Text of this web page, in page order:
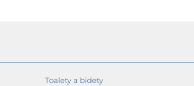
Toalety a bidety